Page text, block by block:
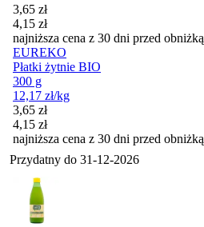
Cena promocyjna
3,65 zł
4,15 zł
najniższa cena z 30 dni przed obniżką
EUREKO
Płatki żytnie BIO
300 g
12,17 zł/kg
Cena promocyjna
3,65 zł
4,15 zł
najniższa cena z 30 dni przed obniżką
Przydatny do 31-12-2026